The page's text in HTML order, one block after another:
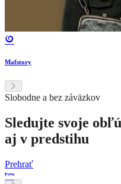
Mafstory
Slobodne a bez záväzkov
Sledujte svoje
aj v predstihu
Prehrať